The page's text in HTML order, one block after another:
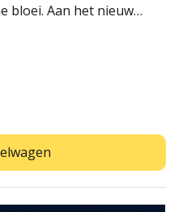
bloei. Aan het nieuw…